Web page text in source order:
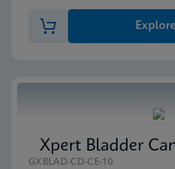
MSDS/SDS
Xpert FII FV SDS Global
Xpert FII FV SDS CE-IVD
Xpert Bladder
GXBLAD-CD-CE-10